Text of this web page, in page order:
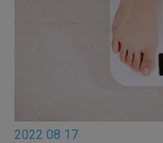
2022 08 17